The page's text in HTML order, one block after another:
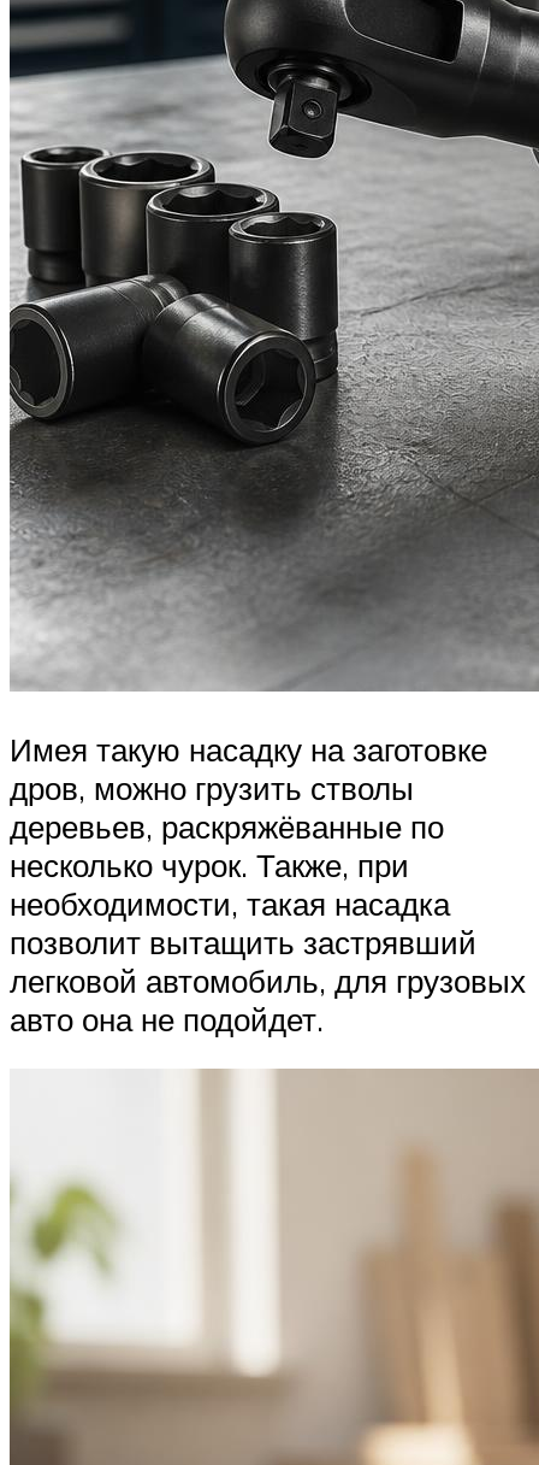
Имея такую насадку на заготовке
дров, можно грузить стволы
деревьев, раскряжёванные по
несколько чурок. Также, при
необходимости, такая насадка
позволит вытащить застрявший
легковой автомобиль, для грузовых
авто она не подойдет.